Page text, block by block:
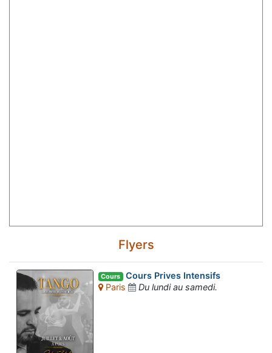
Flyers
Cours Cours Prives Intensifs
Paris
Du lundi au samedi.